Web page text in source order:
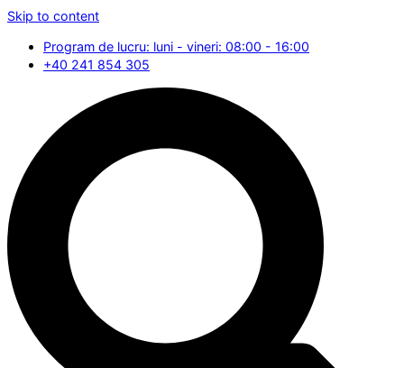
Skip to content
Program de lucru: luni - vineri: 08:00 - 16:00
+40 241 854 305